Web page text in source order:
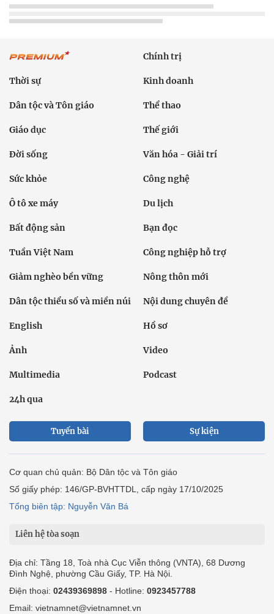
Chính trị
Thời sự Kinh doanh
Dân tộc và Tôn giáo Thể thao
Giáo dục Thế giới
Đời sống Văn hóa - Giải trí
Sức khỏe Công nghệ
Ô tô xe máy Du lịch
Bất động sản Bạn đọc
Tuần Việt Nam Công nghiệp hỗ trợ
Giảm nghèo bền vững Nông thôn mới
Dân tộc thiểu số và miền núi Nội dung chuyên đề
English Hồ sơ
Ảnh Video
Multimedia Podcast
24h qua
Tuyến bài Sự kiện
Cơ quan chủ quản: Bộ Dân tộc và Tôn giáo
Số giấy phép: 146/GP-BVHTTDL, cấp ngày 17/10/2025
Tổng biên tập: Nguyễn Văn Bá
Liên hệ tòa soạn
Địa chỉ: Tầng 18, Toà nhà Cục Viễn thông (VNTA), 68 Dương
Đình Nghệ, phường Cầu Giấy, TP. Hà Nội.
Điện thoại: 02439369898 - Hotline: 0923457788
Email: vietnamnet@vietnamnet.vn